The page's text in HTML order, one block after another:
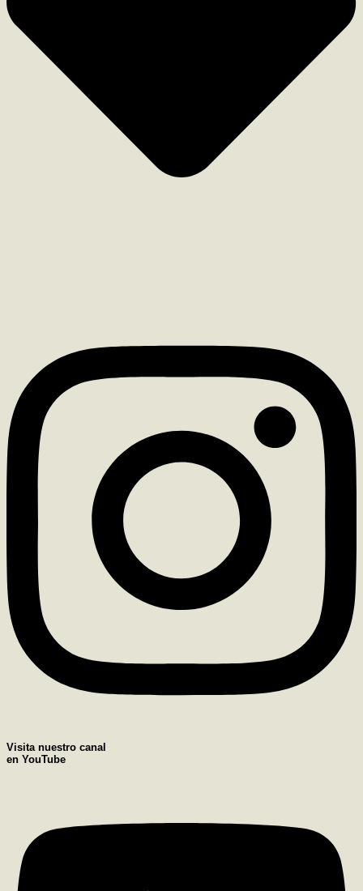
Visita nuestro canal
en YouTube